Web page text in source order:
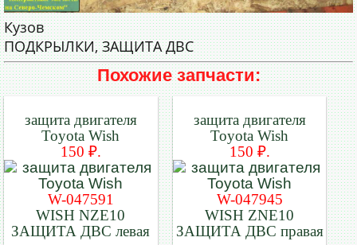
Кузов
ПОДКРЫЛКИ, ЗАЩИТА ДВС
Похожие запчасти:
защита двигателя
Toyota Wish
150 ₽.
W-047591
WISH NZE10
ЗАЩИТА ДВС левая
защита двигателя
Toyota Wish
150 ₽.
W-047945
WISH ZNE10
ЗАЩИТА ДВС правая